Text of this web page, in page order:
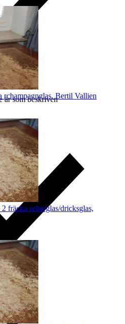
är som beskriven
din vara
rchampagnglas, Bertil Vallien
fräcka selterglas/dricksglas,